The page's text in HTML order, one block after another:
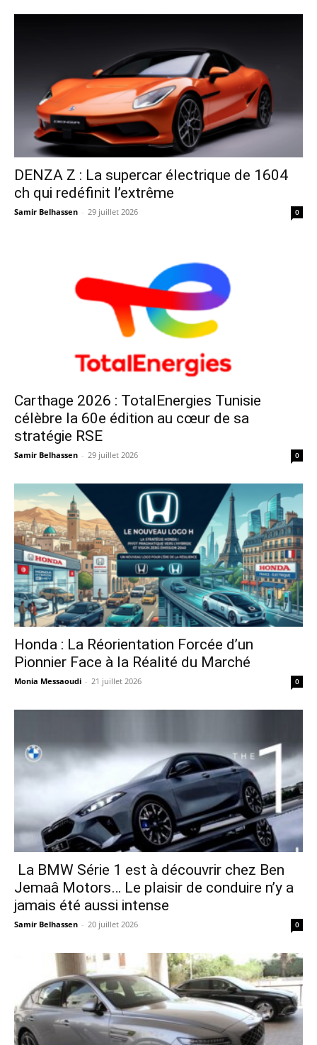
DENZA Z : La supercar électrique de 1604
ch qui redéfinit l’extrême
Samir Belhassen - 29 juillet 2026 0
Carthage 2026 : TotalEnergies Tunisie
célèbre la 60e édition au cœur de sa
stratégie RSE
Samir Belhassen - 29 juillet 2026 0
Honda : La Réorientation Forcée d’un
Pionnier Face à la Réalité du Marché
Monia Messaoudi - 21 juillet 2026 0
La BMW Série 1 est à découvrir chez Ben
Jemaâ Motors… Le plaisir de conduire n’y a
jamais été aussi intense
Samir Belhassen - 20 juillet 2026 0